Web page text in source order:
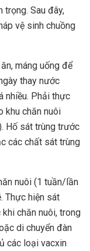
trọng. Sau đây,
vệ sinh chuồng
máng uống để
thay nước
nhiều. Phải thực
khu chăn nuôi
Hố sát trùng trước
các chất sát trùng
nuôi (1 tuần/lần
Thực hiện sát
chăn nuôi, trong
di chuyển đàn
các loại vacxin